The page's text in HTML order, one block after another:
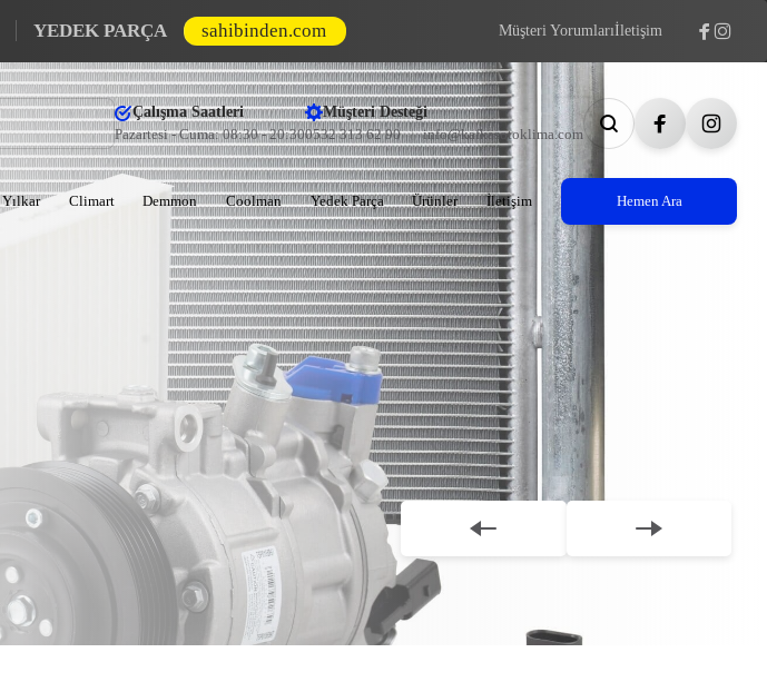
YEDEK PARÇA sahibinden.com Müşteri Yorumlarıİletişim
Çalışma Saatleri
Pazartesi - Cuma: 08:30 - 20:30
Müşteri Desteği
0532 313 62 90
info@kafkasotoklima.com
Yılkar Climart Demmon Coolman Yedek Parça Ürünler İletişim Hemen Ara